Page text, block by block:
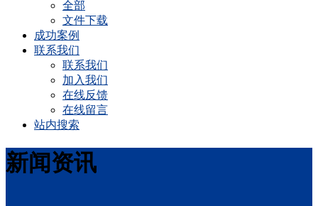
全部
文件下载
成功案例
联系我们
联系我们
加入我们
在线反馈
在线留言
站内搜索
新闻资讯